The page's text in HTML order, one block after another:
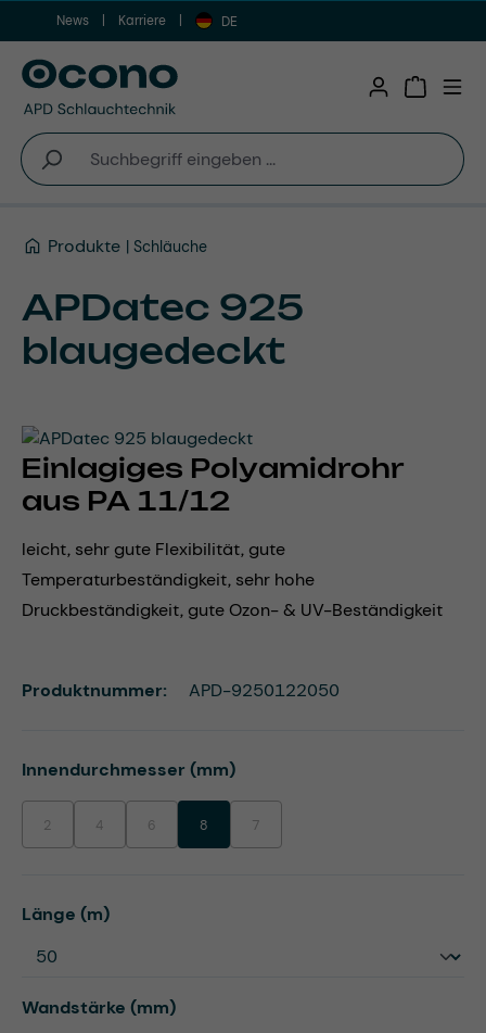
Zum Hauptinhalt springen
News Karriere DE
Produkte Schläuche
APDatec 925
blaugedeckt
Einlagiges Polyamidrohr
aus PA 11/12
leicht, sehr gute Flexibilität, gute
Temperaturbeständigkeit, sehr hohe
Druckbeständigkeit, gute Ozon- & UV-Beständigkeit
Innendurchmesser (mm)auswählen
2(Diese Option ist zurzeit nicht verfügbar.)
4(Diese Option ist zurzeit nicht verfügbar.)
6(Diese Option ist zurzeit nicht verfügbar.)
8 7(Diese Option ist zurzeit nicht verfügbar.)
Länge (m)auswählen
Wandstärke (mm)auswählen
Produktnummer: APD-9250122050